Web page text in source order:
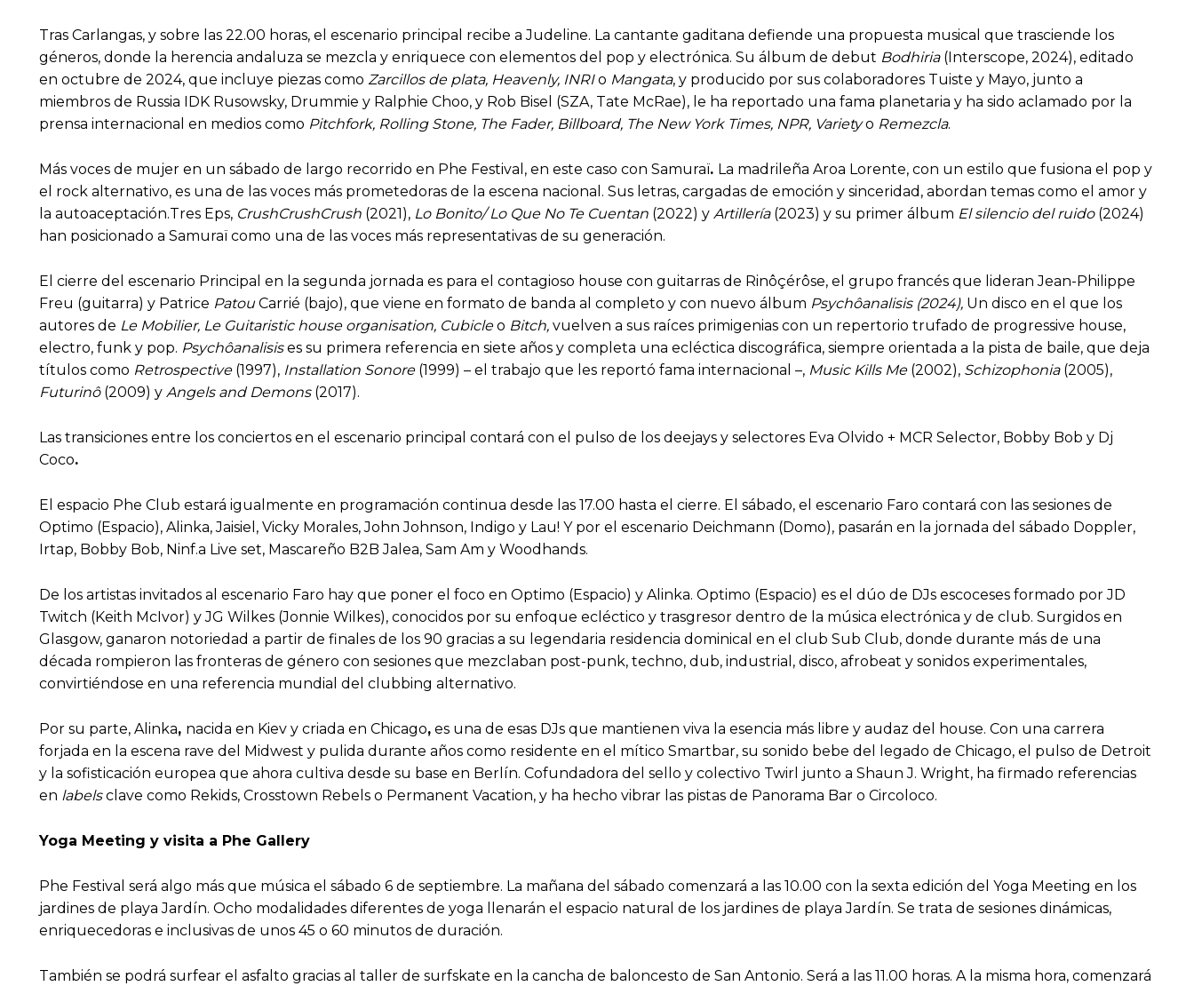
Tras Carlangas, y sobre las 22.00 horas, el escenario principal recibe a Judeline. La cantante gaditana defiende una propuesta musical que trasciende los
géneros, donde la herencia andaluza se mezcla y enriquece con elementos del pop y electrónica. Su álbum de debut Bodhiria(Interscope, 2024), editado
en octubre de 2024, que incluye piezas como Zarcillos de plata, Heavenly, INRIo Mangata, y producido por sus colaboradores Tuiste y Mayo, junto a
miembros de Russia IDK Rusowsky, Drummie y Ralphie Choo, y Rob Bisel (SZA, Tate McRae), le ha reportado una fama planetaria y ha sido aclamado por la
prensa internacional en medios como Pitchfork, Rolling Stone, The Fader, Billboard, The New York Times, NPR, Varietyo Remezcla.
Más voces de mujer en un sábado de largo recorrido en Phe Festival, en este caso con Samuraï. La madrileña Aroa Lorente, con un estilo que fusiona el pop y
el rock alternativo, es una de las voces más prometedoras de la escena nacional. Sus letras, cargadas de emoción y sinceridad, abordan temas como el amor y
la autoaceptación.Tres Eps, CrushCrushCrush (2021), Lo Bonito/ Lo Que No Te Cuentan (2022) y Artillería(2023) y su primer álbum El silencio del ruido(2024)
han posicionado a Samuraï como una de las voces más representativas de su generación.
El cierre del escenario Principal en la segunda jornada es para el contagioso house con guitarras de Rinôçérôse, el grupo francés que lideran Jean-Philippe
Freu (guitarra) y Patrice Patou Carrié (bajo), que viene en formato de banda al completo y con nuevo álbum Psychôanalisis (2024), Un disco en el que los
autores de Le Mobilier, Le Guitaristic house organisation, Cubicleo Bitch, vuelven a sus raíces primigenias con un repertorio trufado de progressive house,
electro, funk y pop. Psychôanalisises su primera referencia en siete años y completa una ecléctica discográfica, siempre orientada a la pista de baile, que deja
títulos como Retrospective(1997), Installation Sonore(1999) – el trabajo que les reportó fama internacional –, Music Kills Me(2002), Schizophonia (2005),
Futurinô(2009) y Angels and Demons(2017).
Las transiciones entre los conciertos en el escenario principal contará con el pulso de los deejays y selectores Eva Olvido + MCR Selector, Bobby Bob y Dj
Coco.
El espacio Phe Club estará igualmente en programación continua desde las 17.00 hasta el cierre. El sábado, el escenario Faro contará con las sesiones de
Optimo (Espacio), Alinka, Jaisiel, Vicky Morales, John Johnson, Indigo y Lau! Y por el escenario Deichmann (Domo), pasarán en la jornada del sábado Doppler,
Irtap, Bobby Bob, Ninf.a Live set, Mascareño B2B Jalea, Sam Am y Woodhands.
De los artistas invitados al escenario Faro hay que poner el foco en Optimo (Espacio) y Alinka. Optimo (Espacio) es el dúo de DJs escoceses formado por JD
Twitch (Keith McIvor) y JG Wilkes (Jonnie Wilkes), conocidos por su enfoque ecléctico y trasgresor dentro de la música electrónica y de club. Surgidos en
Glasgow, ganaron notoriedad a partir de finales de los 90 gracias a su legendaria residencia dominical en el club Sub Club, donde durante más de una
década rompieron las fronteras de género con sesiones que mezclaban post-punk, techno, dub, industrial, disco, afrobeat y sonidos experimentales,
convirtiéndose en una referencia mundial del clubbing alternativo.
Por su parte, Alinka, nacida en Kiev y criada en Chicago, es una de esas DJs que mantienen viva la esencia más libre y audaz del house. Con una carrera
forjada en la escena rave del Midwest y pulida durante años como residente en el mítico Smartbar, su sonido bebe del legado de Chicago, el pulso de Detroit
y la sofisticación europea que ahora cultiva desde su base en Berlín. Cofundadora del sello y colectivo Twirl junto a Shaun J. Wright, ha firmado referencias
en labelsclave como Rekids, Crosstown Rebels o Permanent Vacation, y ha hecho vibrar las pistas de Panorama Bar o Circoloco.
Yoga Meeting y visita a Phe Gallery
Phe Festival será algo más que música el sábado 6 de septiembre. La mañana del sábado comenzará a las 10.00 con la sexta edición del Yoga Meeting en los
jardines de playa Jardín. Ocho modalidades diferentes de yoga llenarán el espacio natural de los jardines de playa Jardín. Se trata de sesiones dinámicas,
enriquecedoras e inclusivas de unos 45 o 60 minutos de duración.
También se podrá surfear el asfalto gracias al taller de surfskate en la cancha de baloncesto de San Antonio. Será a las 11.00 horas. A la misma hora, comenzará